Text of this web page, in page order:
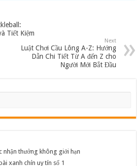
Tiết Kiệm
Next
Luật Chơi Cầu Lông A-Z: Hướng
Dẫn Chi Tiết Từ A đến Z cho
Người Mới Bắt Đầu
nhận thưởng không giới hạn
xanh chín uy tín số 1